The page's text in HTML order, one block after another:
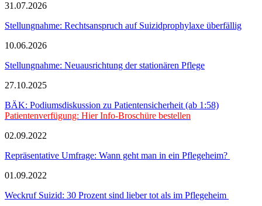
31.07.2026
Stellungnahme: Rechtsanspruch auf Suizidprophylaxe überfällig
10.06.2026
Stellungnahme: Neuausrichtung der stationären Pflege
27.10.2025
BÄK: Podiumsdiskussion zu Patientensicherheit (ab 1:58)
Patientenverfügung: Hier Info-Broschüre bestellen
02.09.2022
Repräsentative Umfrage: Wann geht man in ein Pflegeheim?
01.09.2022
Weckruf Suizid: 30 Prozent sind lieber tot als im Pflegeheim